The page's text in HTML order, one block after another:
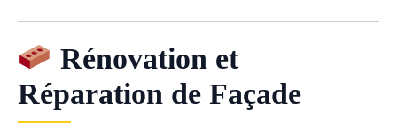
Rénovation et
Réparation de Façade